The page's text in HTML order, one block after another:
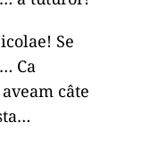
Se
Ca
câte